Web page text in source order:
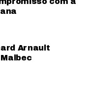
Arnault